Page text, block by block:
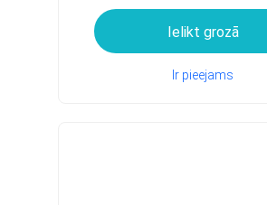
Ielikt grozā
Ir pieejams